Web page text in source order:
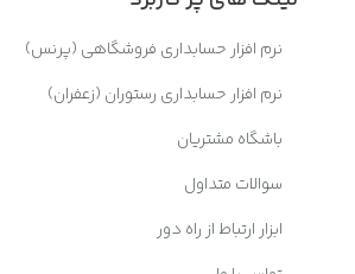
نرم افزار حسابداری فروشگاهی (پرنس)
نرم افزار حسابداری رستوران (زعفران)
باشگاه مشتریان
سوالات متداول
ابزار ارتباط از راه دور